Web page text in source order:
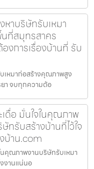
หาบริษัทรับเหมา
ที่สมุทรสาคร
งการเรื่องบ้านที่ รับ
เหมาก่อสร้างคุณภาพสูง
า จบทุกความต้อ
ดื่อ มั่นใจในคุณภาพ
ทรับสร้างบ้านที่ไว้ใจ
บ้าน.com
คุณภาพงานบริษัทรับเหมา
งานแน่นอ